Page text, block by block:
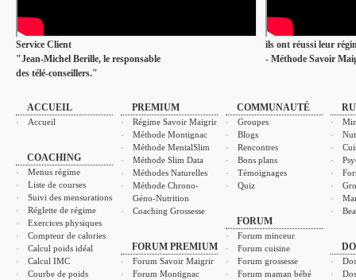
Service Client
"Jean-Michel Berille, le responsable
des télé-conseillers."
ils ont réussi leur
- Méthode Savoir
ACCUEIL
Accueil
COACHING
Menus régime
Liste de courses
Suivi des mensurations
Réglette de régime
Exercices physiques
Compteur de calories
Calcul poids idéal
Calcul IMC
Courbe de poids
PREMIUM
Régime Savoir Maigrir
Méthode Montignac
Méthode MentalSlim
Méthode Slim Data
Méthodes Naturelles
Méthode Chrono-
Géno-Nutrition
Coaching Grossesse
FORUM PREMIUM
Forum Savoir Maigrir
Forum Montignac
COMMUNAUTÉ
Groupes
Blogs
Rencontres
Bons plans
Témoignages
Quiz
FORUM
Forum minceur
Forum cuisine
Forum grossesse
Forum maman bébé